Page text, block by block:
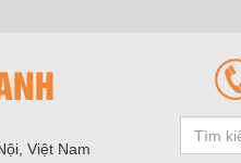
Việt Nam